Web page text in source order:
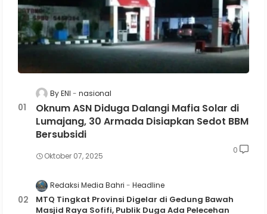
By ENI nasional
Oknum ASN Diduga Dalangi Mafia Solar di
Lumajang, 30 Armada Disiapkan Sedot BBM
Bersubsidi
Oktober 07, 2025
0
Redaksi Media Bahri Headline
MTQ Tingkat Provinsi Digelar di Gedung Bawah
Masjid Raya Sofifi, Publik Duga Ada Pelecehan